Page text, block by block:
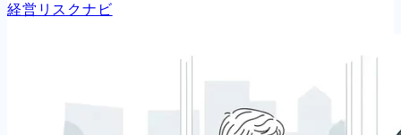
経営リスクナビ